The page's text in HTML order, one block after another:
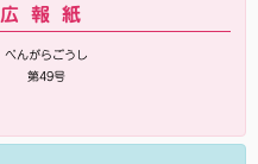
広報紙
べんがらごうし
第49号